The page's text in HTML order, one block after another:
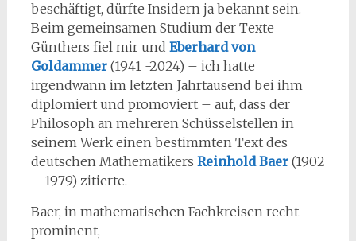
beschäftigt, dürfte Insidern ja bekannt sein.
Beim gemeinsamen Studium der Texte
Günthers fiel mir und Eberhard von
Goldammer(1941 -2024) – ich hatte
irgendwann im letzten Jahrtausend bei ihm
diplomiert und promoviert – auf, dass der
Philosoph an mehreren Schüsselstellen in
seinem Werk einen bestimmten Text des
deutschen Mathematikers Reinhold Baer(1902
– 1979) zitierte.
Baer, in mathematischen Fachkreisen recht
prominent,